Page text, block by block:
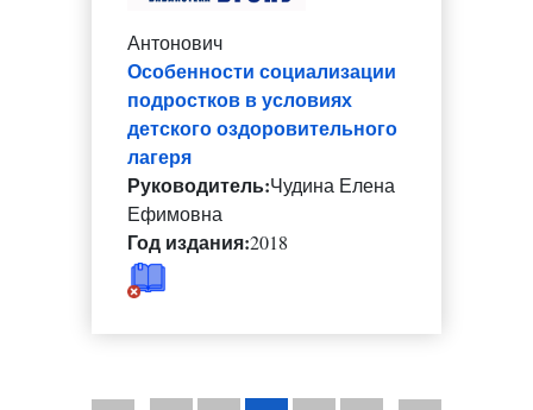
Антонович
Особенности социализации
подростков в условиях
детского оздоровительного
лагеря
Руководитель:Чудина Елена
Ефимовна
Год издания:2018